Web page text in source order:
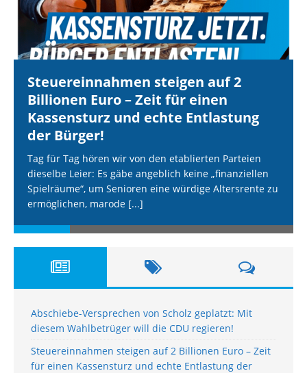
Steuereinnahmen steigen auf 2
Billionen Euro – Zeit für einen
Kassensturz und echte Entlastung
der Bürger!
Tag für Tag hören wir von den etablierten Parteien
dieselbe Leier: Es gäbe angeblich keine „finanziellen
Spielräume“, um Senioren eine würdige Altersrente zu
ermöglichen, marode [...]
Abschiebe-Versprechen von Scholz geplatzt: Mit
diesem Wahlbetrüger will die CDU regieren!
Steuereinnahmen steigen auf 2 Billionen Euro – Zeit
für einen Kassensturz und echte Entlastung der